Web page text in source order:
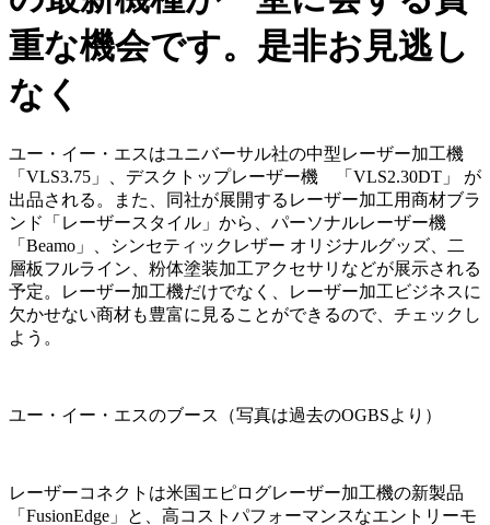
重な機会です。是非お見逃し
なく
ユー・イー・エスはユニバーサル社の中型レーザー加工機
「VLS3.75」、デスクトップレーザー機 「VLS2.30DT」 が
出品される。また、同社が展開するレーザー加工用商材ブラ
ンド「レーザースタイル」から、パーソナルレーザー機
「Beamo」、シンセティックレザー オリジナルグッズ、二
層板フルライン、粉体塗装加工アクセサリなどが展示される
予定。レーザー加工機だけでなく、レーザー加工ビジネスに
欠かせない商材も豊富に見ることができるので、チェックし
よう。
ユー・イー・エスのブース（写真は過去のOGBSより）
レーザーコネクトは米国エピログレーザー加工機の新製品
「FusionEdge」と、高コストパフォーマンスなエントリーモ